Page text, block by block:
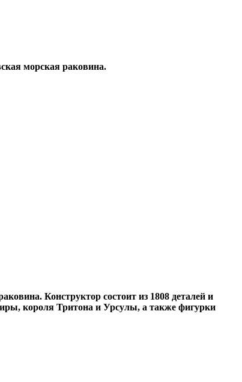
морская раковина.
Конструктор состоит из 1808 деталей и
короля Тритона и Урсулы, а также фигурки